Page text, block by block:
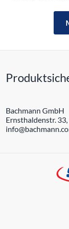
Bachmann GmbH
Ernsthaldenstr.